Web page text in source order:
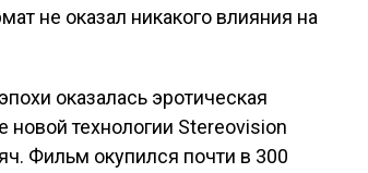
не оказал никакого влияния на
оказалась эротическая
технологии Stereovision
Фильм окупился почти в 300